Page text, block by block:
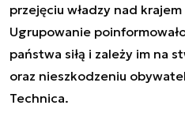
przejęciu władzy nad
Ugrupowanie
państwa siłą i zależy im na
oraz nieszkodzeniu
Technica.